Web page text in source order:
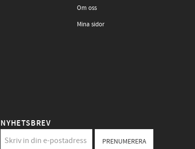
Om oss
Mina sidor
NYHETSBREV
PRENUMERERA